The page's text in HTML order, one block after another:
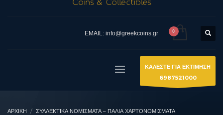
EMAIL: info@greekcoins.gr
ΚΑΛΕΣΤΕ ΓΙΑ ΕΚΤΙΜΗΣΗ
6987521000
ΑΡΧΙΚΉ
ΣΥΛΛΕΚΤΙΚΆ ΝΟΜΊΣΜΑΤΑ – ΠΑΛΙΆ ΧΑΡΤΟΝΟΜΊΣΜΑΤΑ